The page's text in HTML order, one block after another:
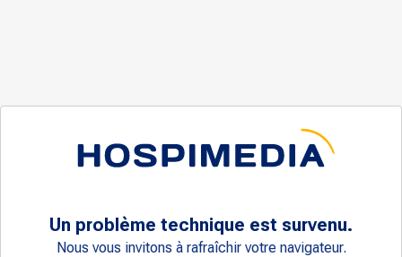
Un problème technique est survenu.
Nous vous invitons à rafraîchir votre navigateur.